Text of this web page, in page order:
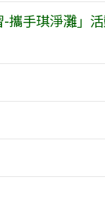
手琪淨灘」